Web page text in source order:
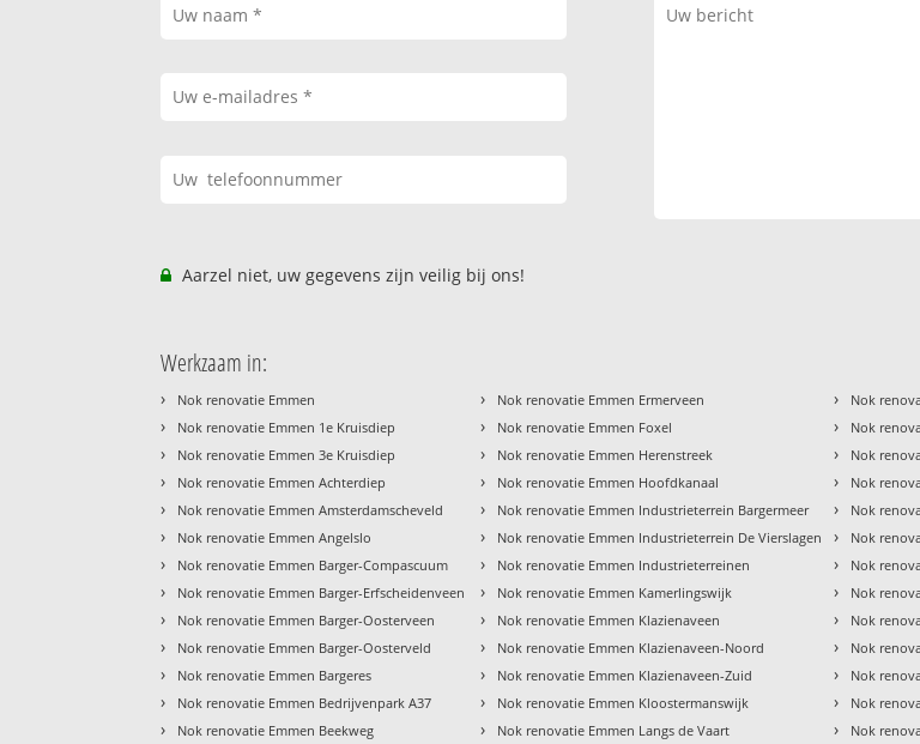
Aarzel niet, uw gegevens zijn veilig bij ons!
Werkzaam in:
› Nok renovatie Emmen
› Nok renovatie Emmen 1e Kruisdiep
› Nok renovatie Emmen 3e Kruisdiep
› Nok renovatie Emmen Achterdiep
› Nok renovatie Emmen Amsterdamscheveld
› Nok renovatie Emmen Angelslo
› Nok renovatie Emmen Barger-Compascuum
› Nok renovatie Emmen Barger-Erfscheidenveen
› Nok renovatie Emmen Barger-Oosterveen
› Nok renovatie Emmen Barger-Oosterveld
› Nok renovatie Emmen Bargeres
› Nok renovatie Emmen Bedrijvenpark A37
› Nok renovatie Emmen Beekweg
› Nok renovatie Emmen Ermerveen
› Nok renovatie Emmen Foxel
› Nok renovatie Emmen Herenstreek
› Nok renovatie Emmen Hoofdkanaal
› Nok renovatie Emmen Industrieterrein Bargermeer
› Nok renovatie Emmen Industrieterrein De Vierslagen
› Nok renovatie Emmen Industrieterreinen
› Nok renovatie Emmen Kamerlingswijk
› Nok renovatie Emmen Klazienaveen
› Nok renovatie Emmen Klazienaveen-Noord
› Nok renovatie Emmen Klazienaveen-Zuid
› Nok renovatie Emmen Kloostermanswijk
› Nok renovatie Emmen Langs de Vaart
› Nok
› Nok
› Nok
› Nok
› Nok
› Nok
› Nok
› Nok
› Nok
› Nok
› Nok
› Nok
› Nok